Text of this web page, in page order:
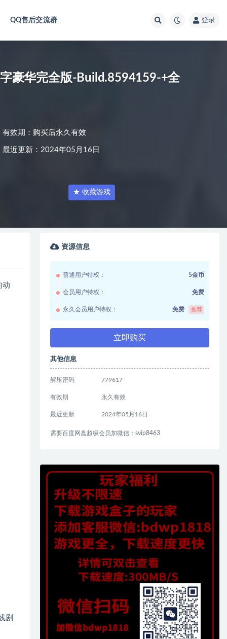
QQ售后交流群 登录
豪华完全版-Build.8594159-+全
有效期：购买后永久有效
最近更新：2024年05月16日
★ 收藏游戏
动
剧
资源信息
普通用户特权： 5金币
会员用户特权： 免费
永久会员用户特权： 免费 推荐
立即购买
其他信息
解压密码 779617
有效期 永久有效
最近更新 2024年05月16日
需要百度网盘超级会员加微信：svip8463